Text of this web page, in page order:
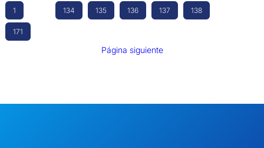
1 134 135 136 137 138
171
Página siguiente